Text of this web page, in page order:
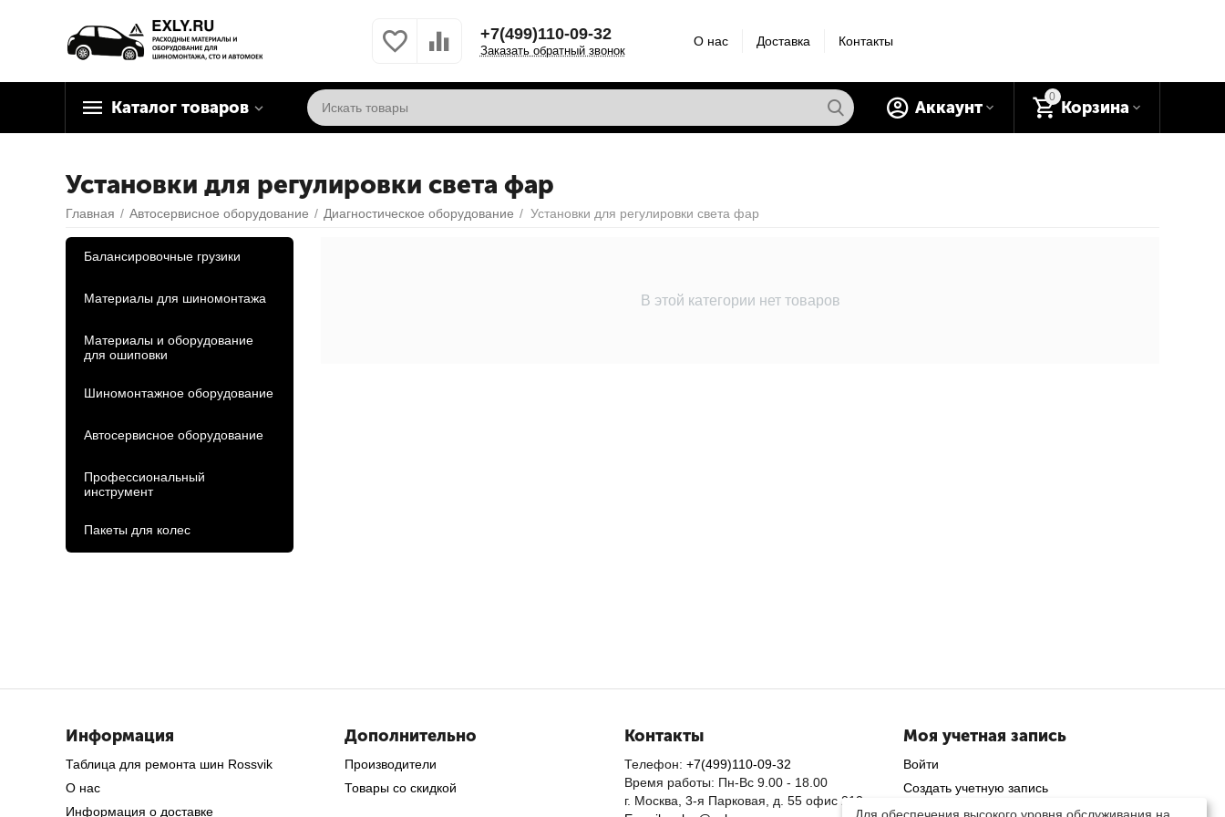
+7(499)110-09-32
Заказать обратный звонок
О нас Доставка Контакты
Каталог товаров
0
Корзина
Аккаунт
Установки для регулировки света фар
Главная / Автосервисное оборудование / Диагностическое оборудование / Установки для регулировки света фар
В этой категории нет товаров
Балансировочные грузики
Материалы для шиномонтажа
Материалы и оборудование
для ошиповки
Шиномонтажное оборудование
Автосервисное оборудование
Профессиональный
инструмент
Пакеты для колес
Информация
Таблица для ремонта шин Rossvik
О нас
Информация о доставке
Дополнительно
Производители
Товары со скидкой
Контакты
Телефон: +7(499)110-09-32
Время работы: Пн-Вс 9.00 - 18.00
г. Москва, 3-я Парковая, д. 55 офис 212
Моя учетная запись
Войти
Создать учетную запись